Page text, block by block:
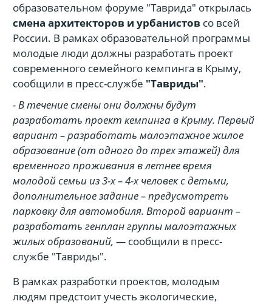
образовательном форуме "Таврида" открылась
смена архитекторов и урбанистов со всей
России. В рамках образовательной программы
молодые люди должны разработать проект
современного семейного кемпинга в Крыму,
сообщили в пресс-службе "Тавриды".
- В течение смены они должны будут
разработать проект кемпинга в Крыму. Первый
вариант – разработать малоэтажное жилое
образование (от одного до трех этажей) для
временного проживания в летнее время
молодой семьи из 3-х – 4-х человек с детьми,
дополнительное задание – предусмотреть
парковку для автомобиля. Второй вариант –
разработать генплан группы малоэтажных
жилых образований, — сообщили в пресс-
службе "Тавриды".
В рамках разработки проектов, молодым
людям предстоит учесть экологические,